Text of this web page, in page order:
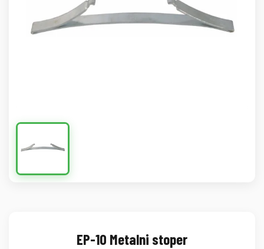
EP-10 Metalni stoper